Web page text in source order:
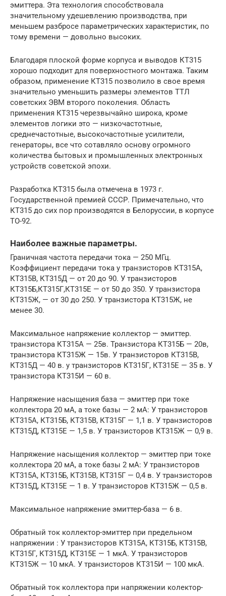
эмиттера. Эта технология способствовала
значительному удешевлению производства, при
меньшем разбросе параметрических характеристик, по
тому времени — довольно высоких.
Благодаря плоской форме корпуса и выводов КТ315
хорошо подходит для поверхностного монтажа. Таким
образом, применение КТ315 позволило в свое время
значительно уменьшить размеры элементов ТТЛ
советских ЭВМ второго поколения. Область
применения КТ315 черезвычайно широка, кроме
элементов логики это — низкочастотные,
среднечастотные, высокочастотные усилители,
генераторы, все что сотавляло основу огромного
количества бытовых и промышленных электронных
устройств советской эпохи.
Разработка КТ315 была отмечена в 1973 г.
Государственной премией СССР. Примечательно, что
КТ315 до сих пор производятся в Белоруссии, в корпусе
ТО-92.
Наиболее важные параметры.
Граничная частота передачи тока — 250 МГц.
Коэффициент передачи тока у транзисторов КТ315А,
КТ315В, КТ315Д — от 20 до 90. У транзисторов
КТ315Б,КТ315Г,КТ315Е — от 50 до 350. У транзистора
КТ315Ж, — от 30 до 250. У транзистора КТ315Ж, не
менее 30.
Максимальное напряжение коллектор — эмиттер.
транзистора КТ315А — 25в. Транзистора КТ315Б — 20в,
транзистора КТ315Ж — 15в. У транзисторов КТ315В,
КТ315Д — 40 в. у транзисторов КТ315Г, КТ315Е — 35 в. У
транзистора КТ315И — 60 в.
Напряжение насыщения база — эмиттер при токе
коллектора 20 мА, а токе базы — 2 мА: У транзисторов
КТ315А, КТ315Б, КТ315В, КТ315Г — 1,1 в. У транзисторов
КТ315Д, КТ315Е — 1,5 в. У транзисторов КТ315Ж — 0,9 в.
Напряжение насыщения коллектор — эмиттер при токе
коллектора 20 мА, а токе базы 2 мА: У транзисторов
КТ315А, КТ315Б, КТ315В, КТ315Г — 0,4 в. У транзисторов
КТ315Д, КТ315Е — 1 в. У транзисторов КТ315Ж — 0,5 в.
Максимальное напряжение эмиттер-база — 6 в.
Обратный ток коллектор-эмиттер при предельном
напряжении : У транзисторов КТ315А, КТ315Б, КТ315В,
КТ315Г, КТ315Д, КТ315Е — 1 мкА. У транзисторов
КТ315Ж — 10 мкА. У транзисторов КТ315И — 100 мкА.
Обратный ток коллектора при напряжении колектор-